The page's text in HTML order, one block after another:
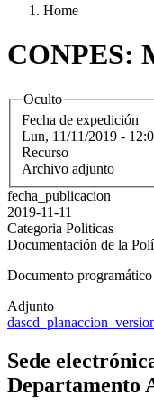
Home
CONPES:
Oculto
Fecha de expedición
Lun, 11/11/2019 -
Recurso
Archivo adjunto
fecha_publicacion
2019-11-11
Categoria Politicas
Documentación de la
Documento
Adjunto
Sede
Departamento